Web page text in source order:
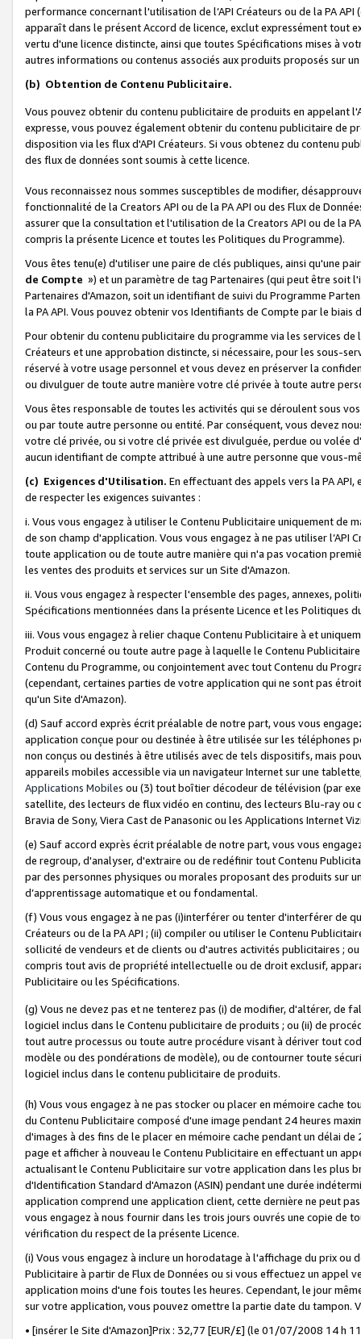
performance concernant l'utilisation de l’API Créateurs ou de la PA
apparaît dans le présent Accord de licence, exclut expressément tout
vertu d'une licence distincte, ainsi que toutes Spécifications mises à
autres informations ou contenus associés aux produits proposés sur
(b) Obtention de Contenu Publicitaire.
Vous pouvez obtenir du contenu publicitaire de produits en appelant
expresse, vous pouvez également obtenir du contenu publicitaire de
disposition via les flux d'API Créateurs. Si vous obtenez du contenu
des flux de données sont soumis à cette licence.
Vous reconnaissez nous sommes susceptibles de modifier,
fonctionnalité de la Creators API ou de la PA API ou des Flux de
assurer que la consultation et l'utilisation de la Creators API ou de la
compris la présente Licence et toutes les Politiques du Programme).
Vous êtes tenu(e) d'utiliser une paire de clés publiques, ainsi qu'une
de Compte ») et un paramètre de tag Partenaires (qui peut être soit
Partenaires d'Amazon, soit un identifiant de suivi du Programme
la PA API. Vous pouvez obtenir vos Identifiants de Compte par le biais
Pour obtenir du contenu publicitaire du programme via les services
Créateurs et une approbation distincte, si nécessaire, pour les sous-
réservé à votre usage personnel et vous devez en préserver la
ou divulguer de toute autre manière votre clé privée à toute autre
Vous êtes responsable de toutes les activités qui se déroulent sous
ou par toute autre personne ou entité. Par conséquent, vous devez
votre clé privée, ou si votre clé privée est divulguée, perdue ou volée
aucun identifiant de compte attribué à une autre personne que vous-
(c) Exigences d'Utilisation. En effectuant des appels vers la PA
de respecter les exigences suivantes :
i. Vous vous engagez à utiliser le Contenu Publicitaire uniquement de
de son champ d'application. Vous vous engagez à ne pas utiliser l’API
toute application ou de toute autre manière qui n'a pas vocation
les ventes des produits et services sur un Site d'Amazon.
ii. Vous vous engagez à respecter l'ensemble des pages, annexes,
Spécifications mentionnées dans la présente Licence et les Politiques
iii. Vous vous engagez à relier chaque Contenu Publicitaire à et
Produit concerné ou toute autre page à laquelle le Contenu
Contenu du Programme, ou conjointement avec tout Contenu du
(cependant, certaines parties de votre application qui ne sont pas
qu'un Site d'Amazon).
(d) Sauf accord exprès écrit préalable de notre part, vous vous
application conçue pour ou destinée à être utilisée sur les téléphones
non conçus ou destinés à être utilisés avec de tels dispositifs, mais
appareils mobiles accessible via un navigateur Internet sur une
Applications Mobiles ou (3) tout boîtier décodeur de télévision (par
satellite, des lecteurs de flux vidéo en continu, des lecteurs Blu-ray
Bravia de Sony, Viera Cast de Panasonic ou les Applications Internet
(e) Sauf accord exprès écrit préalable de notre part, vous vous
de regroup, d'analyser, d'extraire ou de redéfinir tout Contenu
par des personnes physiques ou morales proposant des produits sur
d’apprentissage automatique et ou fondamental.
(f) Vous vous engagez à ne pas (i)interférer ou tenter d'interférer de
Créateurs ou de la PA API ; (ii) compiler ou utiliser le Contenu
sollicité de vendeurs et de clients ou d'autres activités publicitaires ;
compris tout avis de propriété intellectuelle ou de droit exclusif,
Publicitaire ou les Spécifications.
(g) Vous ne devez pas et ne tenterez pas (i) de modifier, d'altérer, de
logiciel inclus dans le Contenu publicitaire de produits ; ou (ii) de
tout autre processus ou toute autre procédure visant à dériver tout
modèle ou des pondérations de modèle), ou de contourner toute
logiciel inclus dans le contenu publicitaire de produits.
(h) Vous vous engagez à ne pas stocker ou placer en mémoire cache
du Contenu Publicitaire composé d'une image pendant 24 heures
d'images à des fins de le placer en mémoire cache pendant un délai
page et afficher à nouveau le Contenu Publicitaire en effectuant un
actualisant le Contenu Publicitaire sur votre application dans les plus
d'Identification Standard d'Amazon (ASIN) pendant une durée
application comprend une application client, cette dernière ne peut
vous engagez à nous fournir dans les trois jours ouvrés une copie de
vérification du respect de la présente Licence.
(i) Vous vous engagez à inclure un horodatage à l'affichage du prix
Publicitaire à partir de Flux de Données ou si vous effectuez un appel
application moins d'une fois toutes les heures. Cependant, le jour
sur votre application, vous pouvez omettre la partie date du tampon.
• [insérer le Site d'Amazon]Prix : 32,77 [EUR/£] (le 01/07/2008 14 h